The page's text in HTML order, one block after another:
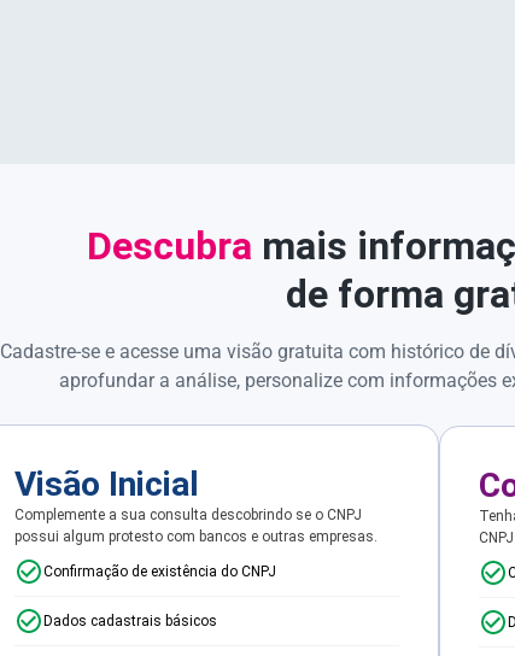
Descubra mais
de forma
Cadastre-se e acesse uma visão gratuita com histórico de
aprofundar a análise, personalize com informações
Visão Inicial
Complemente a sua consulta descobrindo se o CNPJ
possui algum protesto com bancos e outras empresas.
Confirmação de existência do CNPJ
Dados cadastrais básicos